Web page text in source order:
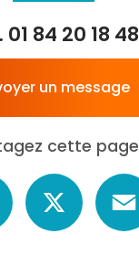
01 84 20 18 48
un message
cette page
Facebook